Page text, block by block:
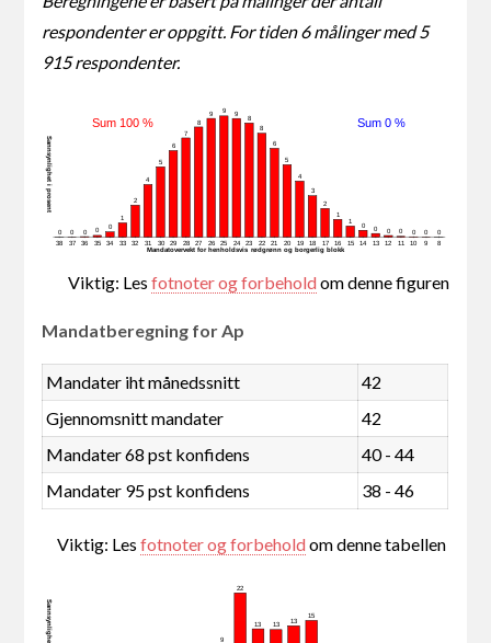
respondenter er oppgitt. For tiden 6 målinger med 5
915 respondenter.
Mandatovervekt for henholdsvis rødgrønn og borgerlig blokk
Sannsynlighet i prosent
0 0 0 0
0
1
2
4
5
6
7
8
9 9 9
8
8
6
5
4
3
2
1
1
0 0 0 0 0 0
0
38
37 36 35 34 33 32 31 30 29 28 27 26 25 24 23 22 21 20 19 18 17 16 15 14 13 12 11 10 9 8
Sum 100 % Sum 0 %
Viktig: Les fotnoter og forbeholdom denne figuren
Mandatberegning for Ap
Mandater iht månedssnitt
42
Gjennomsnitt mandater
42
Mandater 68 pst konfidens
40 - 44
Mandater 95 pst konfidens
38 - 46
Viktig: Lesfotnoter og forbeholdom denne tabellen
9
22
13 13
13
15